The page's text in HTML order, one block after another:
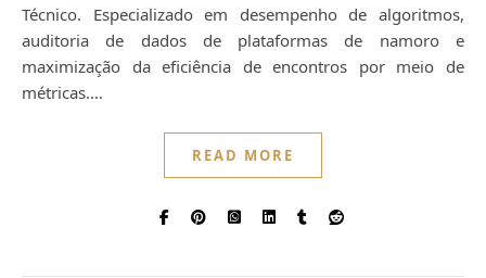
Técnico. Especializado em desempenho de algoritmos,
auditoria de dados de plataformas de namoro e
maximização da eficiência de encontros por meio de
métricas.…
READ MORE